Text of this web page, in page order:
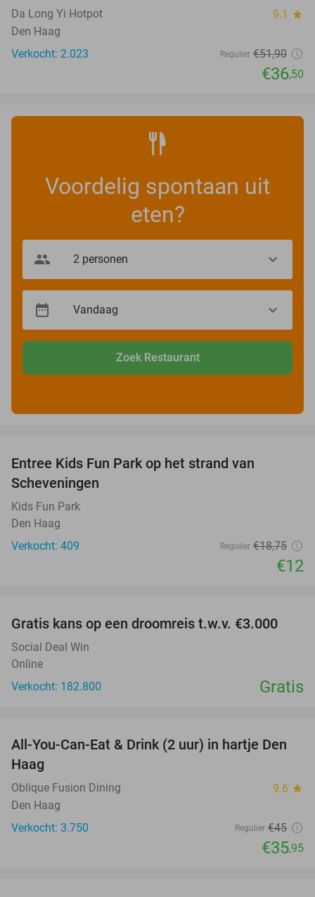
Da Long Yi Hotpot 9.1 star
Den Haag
Verkocht: 2.023
Regulier €51,90
€36,50
Voordelig spontaan uit
eten?
Zoek Restaurant
Entree Kids Fun Park op het strand van
Scheveningen
Kids Fun Park
Den Haag
Verkocht: 409
Regulier €18,75
€12
Gratis kans op een droomreis t.w.v. €3.000
Social Deal Win
Online
Verkocht: 182.800
Gratis
20%
All-You-Can-Eat & Drink (2 uur) in hartje Den
Haag
Oblique Fusion Dining 9.6 star
Den Haag
Verkocht: 3.750
Regulier €45
€35,95